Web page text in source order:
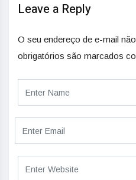
Leave a Reply
O seu endereço de e-mail
obrigatórios são marcados